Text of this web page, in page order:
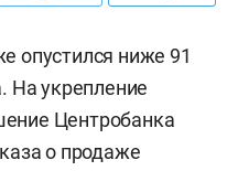
опустился ниже 91
На укрепление
Центробанка
о продаже